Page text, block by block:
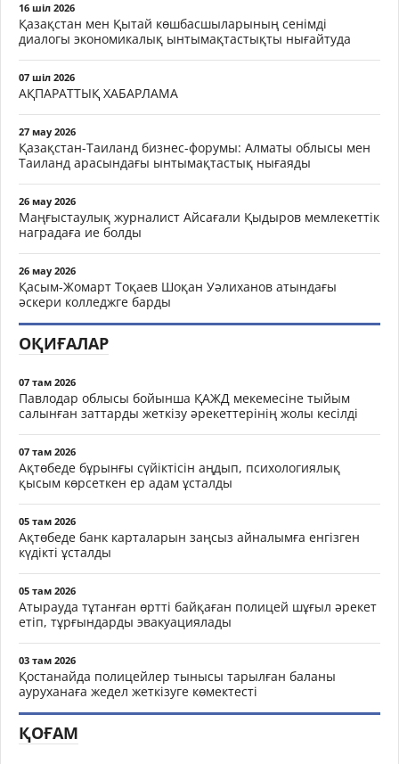
16 шіл 2026
Қазақстан мен Қытай көшбасшыларының сенімді
диалогы экономикалық ынтымақтастықты нығайтуда
07 шіл 2026
АҚПАРАТТЫҚ ХАБАРЛАМА
27 мау 2026
Қазақстан-Таиланд бизнес-форумы: Алматы облысы мен
Таиланд арасындағы ынтымақтастық нығаяды
26 мау 2026
Маңғыстаулық журналист Айсағали Қыдыров мемлекеттік
наградаға ие болды
26 мау 2026
Қасым-Жомарт Тоқаев Шоқан Уәлиханов атындағы
әскери колледжге барды
ОҚИҒАЛАР
07 там 2026
Павлодар облысы бойынша ҚАЖД мекемесіне тыйым
салынған заттарды жеткізу әрекеттерінің жолы кесілді
07 там 2026
Ақтөбеде бұрынғы сүйіктісін аңдып, психологиялық
қысым көрсеткен ер адам ұсталды
05 там 2026
Ақтөбеде банк карталарын заңсыз айналымға енгізген
күдікті ұсталды
05 там 2026
Атырауда тұтанған өртті байқаған полицей шұғыл әрекет
етіп, тұрғындарды эвакуациялады
03 там 2026
Қостанайда полицейлер тынысы тарылған баланы
ауруханаға жедел жеткізуге көмектесті
ҚОҒАМ